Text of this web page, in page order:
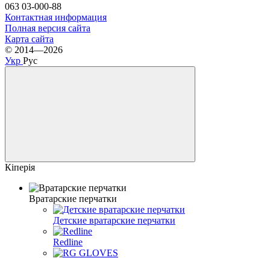
063 03-000-88
Контактная информация
Полная версия сайта
Карта сайта
© 2014—2026
Укр Рус
Кіперія
Вратарские перчатки
Детские вратарские перчатки
Redline